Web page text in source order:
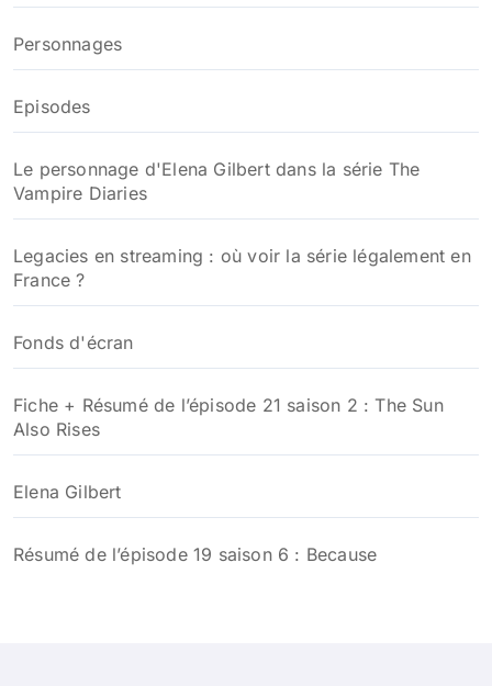
Personnages
Episodes
Le personnage d'Elena Gilbert dans la série The
Vampire Diaries
Legacies en streaming : où voir la série légalement en
France ?
Fonds d'écran
Fiche + Résumé de l’épisode 21 saison 2 : The Sun
Also Rises
Elena Gilbert
Résumé de l’épisode 19 saison 6 : Because